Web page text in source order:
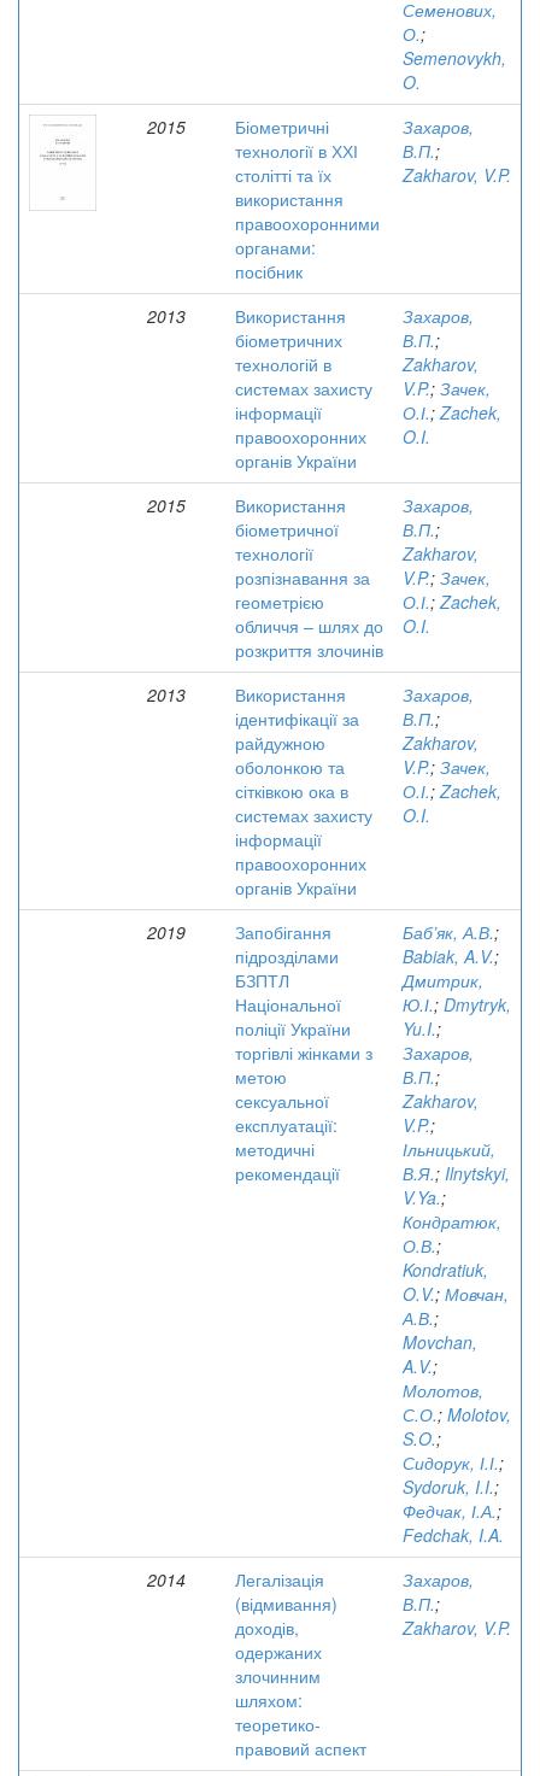
Семенових,
О.;
Semenovykh,
O.
2015
Біометричні
технології в ХХІ
столітті та їх
використання
правоохоронними
органами:
посібник
Захаров,
В.П.;
Zakharov, V.P.
2013
Використання
біометричних
технологій в
системах захисту
інформації
правоохоронних
органів України
Захаров,
В.П.;
Zakharov,
V.P.; Зачек,
О.І.;Zachek,
O.I.
2015
Використання
біометричної
технології
розпізнавання за
геометрією
обличчя – шлях до
розкриття злочинів
Захаров,
В.П.;
Zakharov,
V.P.; Зачек,
О.І.;Zachek,
O.I.
2013
Використання
ідентифікації за
райдужною
оболонкою та
сітківкою ока в
системах захисту
інформації
правоохоронних
органів України
Захаров,
В.П.;
Zakharov,
V.P.; Зачек,
О.І.;Zachek,
O.I.
2019
Запобігання
підрозділами
БЗПТЛ
Національної
поліції України
торгівлі жінками з
метою
сексуальної
експлуатації:
методичні
рекомендації
Баб’як, А.В.;
Babiak, A.V.;
Дмитрик,
Ю.І.; Dmytryk,
Yu.I.;
Захаров,
В.П.;
Zakharov,
V.P.;
Ільницький,
В.Я.; Ilnytskyi,
V.Ya.;
Кондратюк,
О.В.;
Kondratiuk,
O.V.; Мовчан,
А.В.;
Movchan,
A.V.;
Молотов,
С.О.; Molotov,
S.O.;
Сидорук, І.І.;
Sydoruk, I.I.;
Федчак, І.А.;
Fedchak, I.A.
2014
Легалізація
(відмивання)
доходів,
одержаних
злочинним
шляхом:
теоретико-
правовий аспект
Захаров,
В.П.;
Zakharov, V.P.